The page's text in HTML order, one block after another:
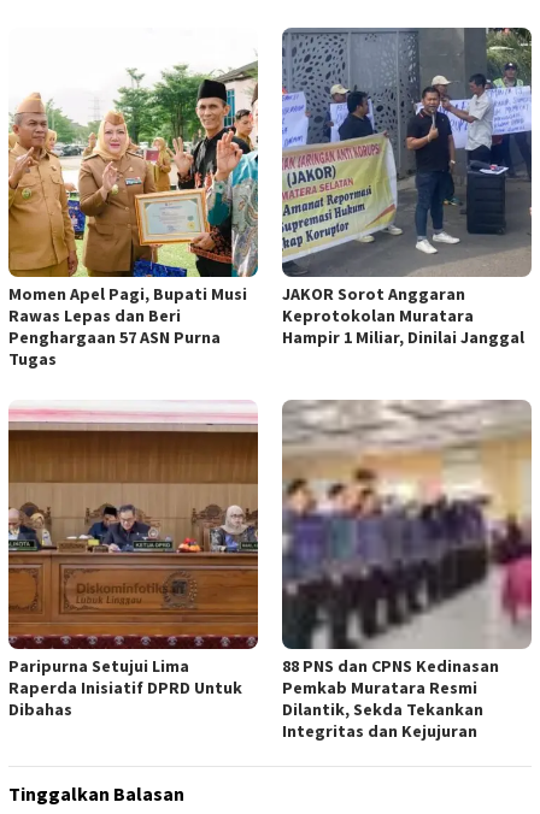
Momen Apel Pagi, Bupati Musi
Rawas Lepas dan Beri
Penghargaan 57 ASN Purna
Tugas
JAKOR Sorot Anggaran
Keprotokolan Muratara
Hampir 1 Miliar, Dinilai Janggal
Paripurna Setujui Lima
Raperda Inisiatif DPRD Untuk
Dibahas
88 PNS dan CPNS Kedinasan
Pemkab Muratara Resmi
Dilantik, Sekda Tekankan
Integritas dan Kejujuran
Tinggalkan Balasan